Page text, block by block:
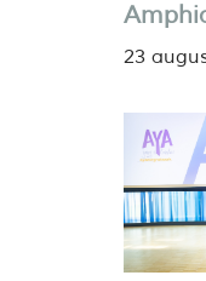
23